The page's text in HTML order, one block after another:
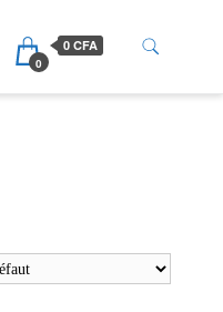
0
0 CFA